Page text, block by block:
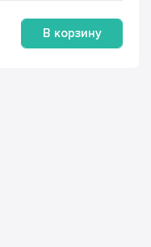
В корзину